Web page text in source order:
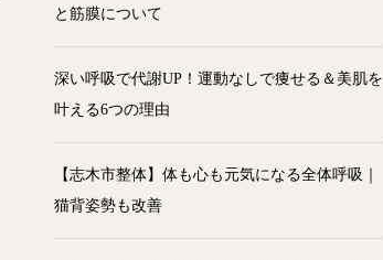
と筋膜について
深い呼吸で代謝UP！運動なしで痩せる＆美肌を
叶える6つの理由
【志木市整体】体も心も元気になる全体呼吸｜
猫背姿勢も改善